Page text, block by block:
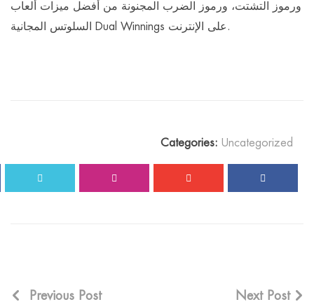
ورموز التشتت، ورموز الضرب المجنونة من أفضل ميزات ألعاب
السلوتس المجانية Dual Winnings على الإنترنت.
Categories: Uncategorized
Previous Post
Next Post